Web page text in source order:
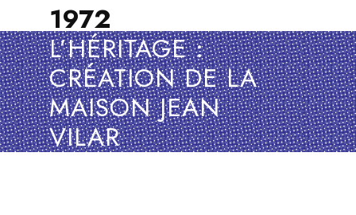
1972
L’HÉRITAGE :
CRÉATION DE LA
MAISON JEAN
VILAR